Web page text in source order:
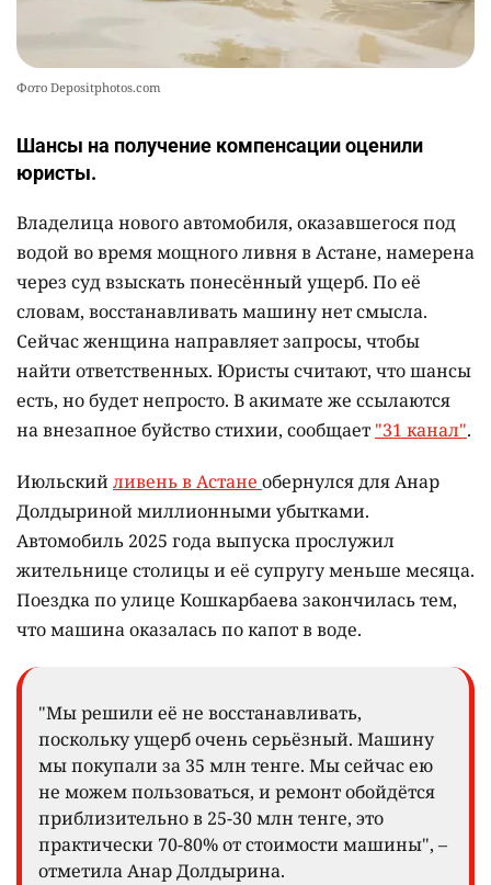
Фото Depositphotos.com
Шансы на получение компенсации оценили
юристы.
Владелица нового автомобиля, оказавшегося под
водой во время мощного ливня в Астане, намерена
через суд взыскать понесённый ущерб. По её
словам, восстанавливать машину нет смысла.
Сейчас женщина направляет запросы, чтобы
найти ответственных. Юристы считают, что шансы
есть, но будет непросто. В акимате же ссылаются
на внезапное буйство стихии, сообщает "31 канал".
Июльскийливень в Астане обернулся для Анар
Долдыриной миллионными убытками.
Автомобиль 2025 года выпуска прослужил
жительнице столицы и её супругу меньше месяца.
Поездка по улице Кошкарбаева закончилась тем,
что машина оказалась по капот в воде.
"Мы решили её не восстанавливать,
поскольку ущерб очень серьёзный. Машину
мы покупали за 35 млн тенге. Мы сейчас ею
не можем пользоваться, и ремонт обойдётся
приблизительно в 25-30 млн тенге, это
практически 70-80% от стоимости машины", –
отметила Анар Долдырина.